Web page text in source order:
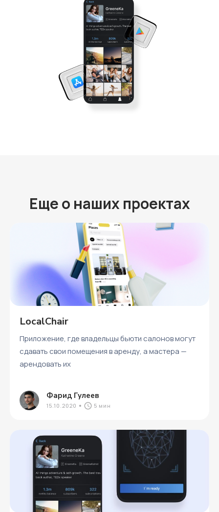
Еще о наших проектах
LocalChair
Приложение, где владельцы бьюти салонов могут
сдавать свои помещения в аренду, а мастера —
арендовать их
Фарид Гулеев
15.10.2020 5 мин